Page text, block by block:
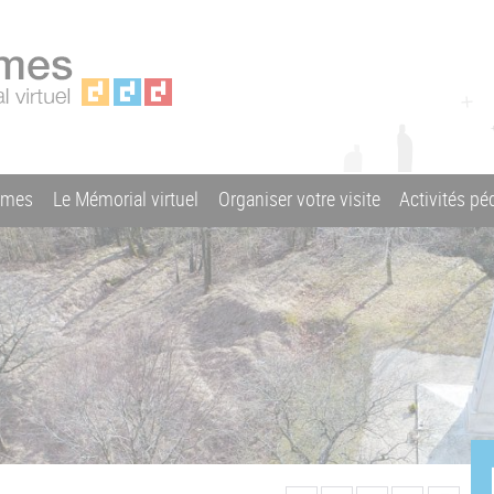
Le Mémorial virtuel Organiser votre visite Activités